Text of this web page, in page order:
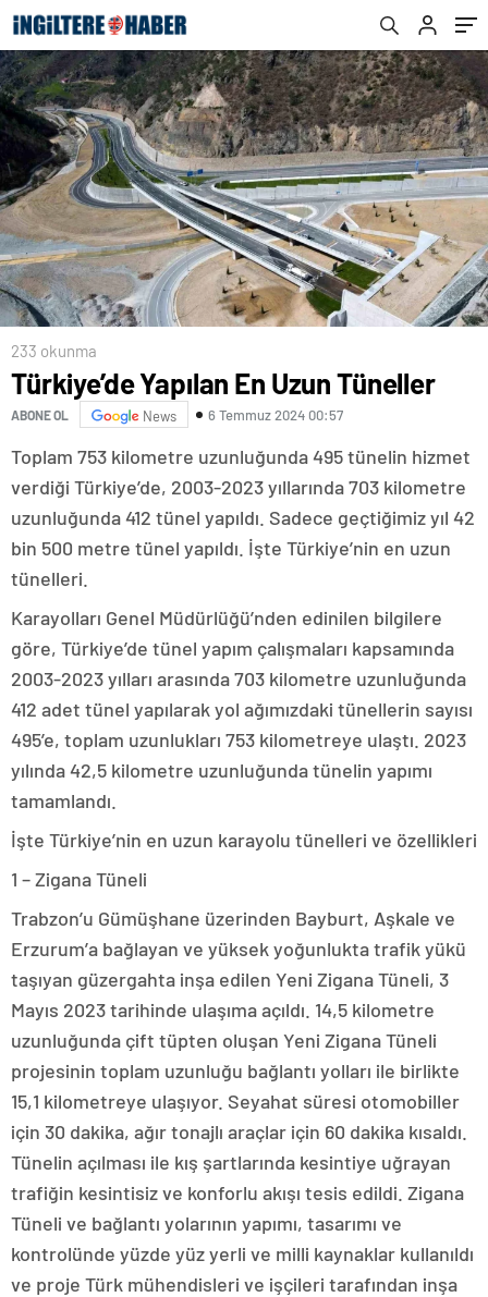
233 okunma
Türkiye’de Yapılan En Uzun Tüneller
ABONE OL News 6 Temmuz 2024 00:57
Toplam 753 kilometre uzunluğunda 495 tünelin hizmet
verdiği Türkiye’de, 2003-2023 yıllarında 703 kilometre
uzunluğunda 412 tünel yapıldı. Sadece geçtiğimiz yıl 42
bin 500 metre tünel yapıldı. İşte Türkiye’nin en uzun
tünelleri.
Karayolları Genel Müdürlüğü’nden edinilen bilgilere
göre, Türkiye’de tünel yapım çalışmaları kapsamında
2003-2023 yılları arasında 703 kilometre uzunluğunda
412 adet tünel yapılarak yol ağımızdaki tünellerin sayısı
495’e, toplam uzunlukları 753 kilometreye ulaştı. 2023
yılında 42,5 kilometre uzunluğunda tünelin yapımı
tamamlandı.
İşte Türkiye’nin en uzun karayolu tünelleri ve özellikleri
1 – Zigana Tüneli
Trabzon’u Gümüşhane üzerinden Bayburt, Aşkale ve
Erzurum’a bağlayan ve yüksek yoğunlukta trafik yükü
taşıyan güzergahta inşa edilen Yeni Zigana Tüneli, 3
Mayıs 2023 tarihinde ulaşıma açıldı. 14,5 kilometre
uzunluğunda çift tüpten oluşan Yeni Zigana Tüneli
projesinin toplam uzunluğu bağlantı yolları ile birlikte
15,1 kilometreye ulaşıyor. Seyahat süresi otomobiller
için 30 dakika, ağır tonajlı araçlar için 60 dakika kısaldı.
Tünelin açılması ile kış şartlarında kesintiye uğrayan
trafiğin kesintisiz ve konforlu akışı tesis edildi. Zigana
Tüneli ve bağlantı yolarının yapımı, tasarımı ve
kontrolünde yüzde yüz yerli ve milli kaynaklar kullanıldı
ve proje Türk mühendisleri ve işçileri tarafından inşa